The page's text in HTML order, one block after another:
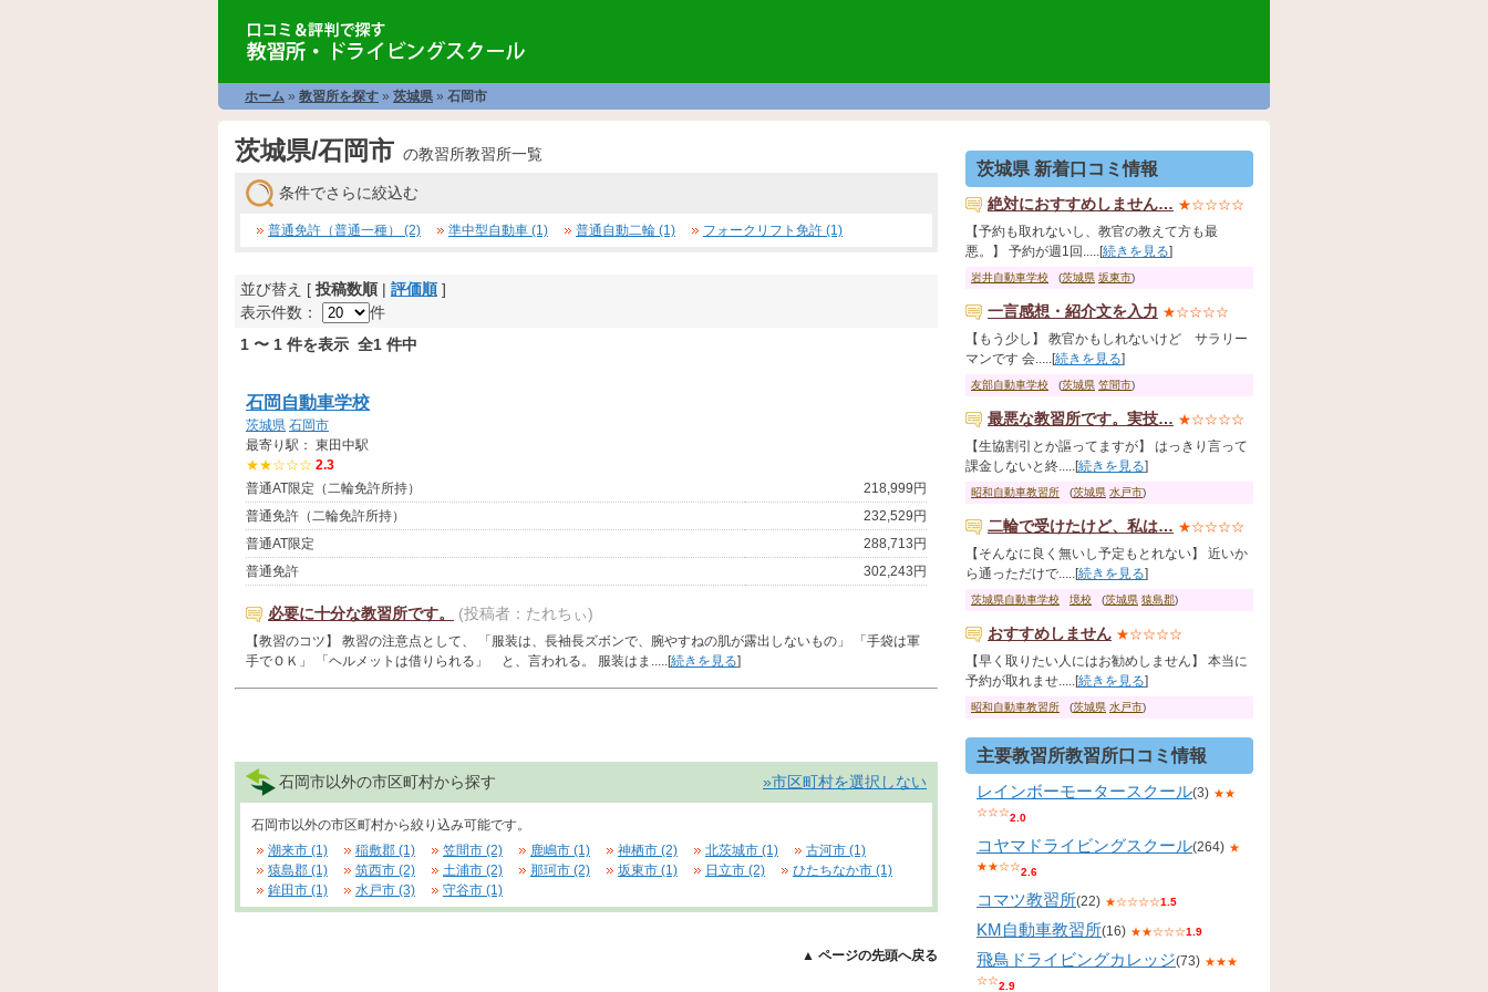
ホーム » 教習所を探す » 茨城県 » 石岡市
茨城県/石岡市 の教習所教習所一覧
条件でさらに絞込む
普通免許（普通一種） (2) 準中型自動車 (1) 普通自動二輪 (1) フォークリフト免許 (1)
並び替え [ 投稿数順| 評価順]
表示件数：
件
1 〜 1 件を表示 全1 件中
石岡自動車学校
茨城県 石岡市
最寄り駅： 東田中駅
★★☆☆☆ 2.3
普通AT限定（二輪免許所持）
218,999円
普通免許（二輪免許所持）
232,529円
普通AT限定
288,713円
普通免許
302,243円
必要に十分な教習所です。 (投稿者：たれちぃ)
【教習のコツ】 教習の注意点として、 「服装は、長袖長ズボンで、腕やすねの肌が露出しないもの」 「手袋は軍
手でＯＫ」 「ヘルメットは借りられる」 と、言われる。 服装はま.....[続きを見る]
石岡市以外の市区町村から探す »市区町村を選択しない
石岡市以外の市区町村から絞り込み可能です。
潮来市 (1)
稲敷郡 (1) 笠間市 (2) 鹿嶋市 (1) 神栖市 (2) 北茨城市 (1)
古河市 (1)
猿島郡 (1)
筑西市 (2) 土浦市 (2) 那珂市 (2) 坂東市 (1) 日立市 (2)
ひたちなか市 (1)
鉾田市 (1)
水戸市 (3) 守谷市 (1)
▲ ページの先頭へ戻る
茨城県 新着口コミ情報
絶対におすすめしません… ★☆☆☆☆
【予約も取れないし、教官の教えて方も最
悪。】 予約が週1回.....[続きを見る]
岩井自動車学校 (茨城県 坂東市)
一言感想・紹介文を入力 ★☆☆☆☆
【もう少し】 教官かもしれないけど サラリー
マンです 会.....[続きを見る]
友部自動車学校 (茨城県 笠間市)
最悪な教習所です。実技… ★☆☆☆☆
【生協割引とか謳ってますが】 はっきり言って
課金しないと終.....[続きを見る]
昭和自動車教習所 (茨城県 水戸市)
二輪で受けたけど、私は… ★☆☆☆☆
【そんなに良く無いし予定もとれない】 近いか
ら通っただけで.....[続きを見る]
茨城県自動車学校 境校 (茨城県 猿島郡)
おすすめしません ★☆☆☆☆
【早く取りたい人にはお勧めしません】 本当に
予約が取れませ.....[続きを見る]
昭和自動車教習所 (茨城県 水戸市)
主要教習所教習所口コミ情報
レインボーモータースクール(3) ★★
☆☆☆2.0
コヤマドライビングスクール(264) ★
★★☆☆2.6
コマツ教習所(22) ★☆☆☆☆1.5
KM自動車教習所(16) ★★☆☆☆1.9
飛鳥ドライビングカレッジ(73) ★★★
☆☆2.9